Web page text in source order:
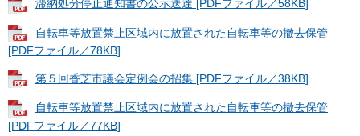
滞納処分停止通知書の公示送達 [PDFファイル／58KB]
自転車等放置禁止区域内に放置された自転車等の撤去保管
[PDFファイル／78KB]
第５回香芝市議会定例会の招集 [PDFファイル／38KB]
自転車等放置禁止区域内に放置された自転車等の撤去保管
[PDFファイル／77KB]